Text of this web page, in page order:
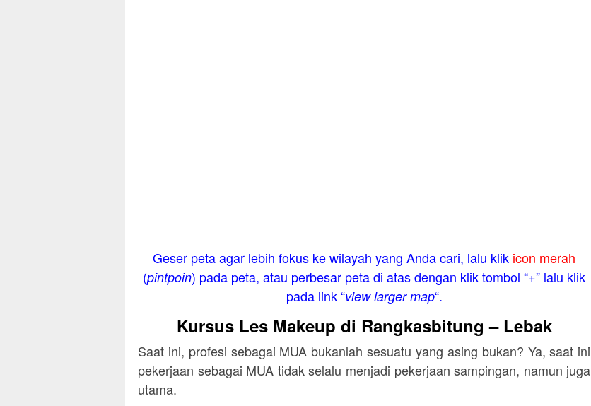
Geser peta agar lebih fokus ke wilayah yang Anda cari, lalu klik icon merah
(pintpoin) pada peta, atau perbesar peta di atas dengan klik tombol “+” lalu klik
pada link “view larger map“.
Kursus Les Makeup di Rangkasbitung – Lebak
Saat ini, profesi sebagai MUA bukanlah sesuatu yang asing bukan? Ya, saat ini
pekerjaan sebagai MUA tidak selalu menjadi pekerjaan sampingan, namun juga
utama.